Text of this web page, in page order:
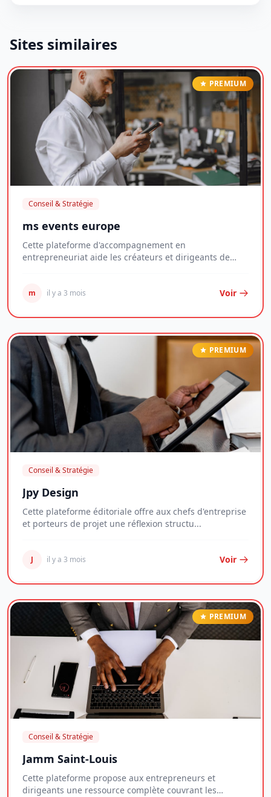
Sites similaires
PREMIUM
Conseil & Stratégie
ms events europe
Cette plateforme d'accompagnement en
entrepreneuriat aide les créateurs et dirigeants de
m il y a 3 mois Voir
PREMIUM
Conseil & Stratégie
Jpy Design
Cette plateforme éditoriale offre aux chefs d'entreprise
et porteurs de projet une réflexion structu...
J il y a 3 mois Voir
PREMIUM
Conseil & Stratégie
Jamm Saint-Louis
Cette plateforme propose aux entrepreneurs et
dirigeants une ressource complète couvrant les